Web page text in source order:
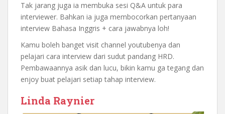
Tak jarang juga ia membuka sesi Q&A untuk para
interviewer. Bahkan ia juga membocorkan pertanyaan
interview Bahasa Inggris + cara jawabnya loh!
Kamu boleh banget visit channel youtubenya dan
pelajari cara interview dari sudut pandang HRD.
Pembawaannya asik dan lucu, bikin kamu ga tegang dan
enjoy buat pelajari setiap tahap interview.
Linda Raynier